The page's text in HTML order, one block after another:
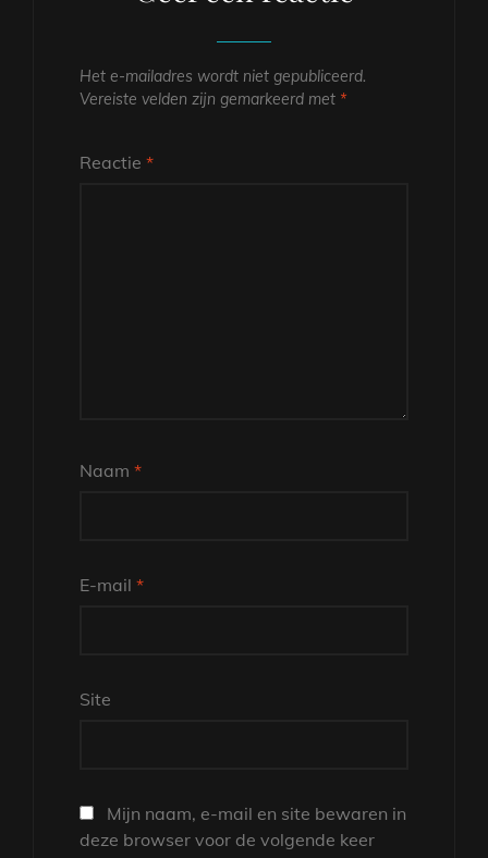
Het e-mailadres wordt niet gepubliceerd.
Vereiste velden zijn gemarkeerd met *
Reactie *
Naam *
E-mail *
Site
Mijn naam, e-mail en site bewaren in
deze browser voor de volgende keer